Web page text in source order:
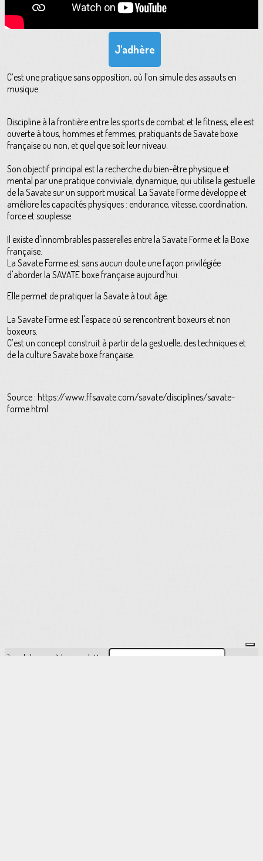
J'adhère
C’est une pratique sans opposition, où l’on simule des assauts en
musique.
Discipline à la frontière entre les sports de combat et le fitness, elle est
ouverte à tous, hommes et femmes, pratiquants de Savate boxe
française ou non, et quel que soit leur niveau.
Son objectif principal est la recherche du bien-être physique et
mental par une pratique conviviale, dynamique, qui utilise la gestuelle
de la Savate sur un support musical. La Savate Forme développe et
améliore les capacités physiques : endurance, vitesse, coordination,
force et souplesse.
Il existe d'innombrables passerelles entre la Savate Forme et la Boxe
française.
La Savate Forme est sans aucun doute une façon privilégiée
d'aborder la SAVATE boxe française aujourd'hui.
Elle permet de pratiquer la Savate à tout âge.
La Savate Forme est l'espace où se rencontrent boxeurs et non
boxeurs.
C'est un concept construit à partir de la gestuelle, des techniques et
de la culture Savate boxe française.
Source : https://www.ffsavate.com/savate/disciplines/savate-
forme.html
Je m'abonne à la newsletter